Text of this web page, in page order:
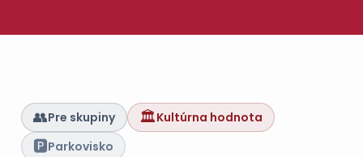
👥Pre skupiny 🏛️Kultúrna hodnota
🅿️Parkovisko